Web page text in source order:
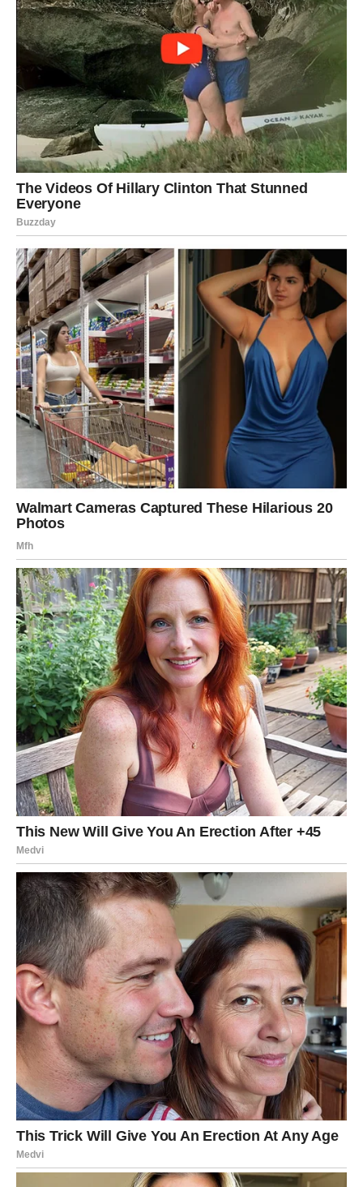
Jarac
Jarčevima dolazi period u kojem će njihov trud konačno
biti nagrađen. Poslovni uspeh i bolji prihodi omogućiće
vam da ostvarite ciljeve koje ste dugo odlagali.
Na ljubavnom planu partner pokazuje koliko mu je stalo
do zajedničke budućnosti. Slobodni Jarčevi mogu
upoznati osobu koja donosi sigurnost i stabilnost.
Vodolija
Vodolije će biti među znakovima kojima kraj jula donosi
najveće finansijsko iznenađenje. Poslovna ponuda,
dodatni angažman ili veoma uspešan projekat omogućiće
vam zaradu o kojoj ste dugo razmišljali. Mogli biste
doslovno brojati pravo bogatstvo u poređenju sa
prethodnim periodom, jer će prihodi značajno porasti.
Na ljubavnom planu očekuje vas prijatno iznenađenje.
Slobodne Vodolije imaju velike šanse da upoznaju osobu
sa kojom će želeti ozbiljnu budućnost.
Ribe
Ribe ulaze u period ispunjen pozitivnim promenama.
Poslovni planovi napreduju, finansijska situacija postaje
mnogo sigurnija, a jedna vest mogla bi vas posebno
obradovati.
Na ljubavnom planu očekuju vas nežni trenuci i mnogo
pažnje. Slobodne Ribe mogu upoznati osobu koja će ih
osvojiti iskrenošću, toplinom i razumevanjem.
Period do kraja jula donosi mnogim znacima priliku da
ostvare ono što su dugo priželjkivali. Nekome dolazi
velika ljubav, nekome finansijski procvat, dok će pojedini
konačno pronaći mir i sigurnost za kojima su tragali.
Zvezde pokazuju da će ovo biti period u kojem će mnogi
zatvoriti vrata brigama i otvoriti novo poglavlje puno lepih
događaja.
Najviše razloga za zadovoljstvo imaće Vage, Blizanci,
Vodolije i Lavovi. Vage će imati priliku da pronađu ljubav
koja može promeniti njihov život, dok Vodolije ulaze u
period izuzetnog finansijskog uspeha. Ipak, svaki znak
dobija svoju šansu da do kraja jula napravi važan korak ka
srećnijoj budućnosti. Prihvatite prilike koje vam dolaze,
jer upravo one mogu obeležiti jedan od najlepših perioda
ove godine.